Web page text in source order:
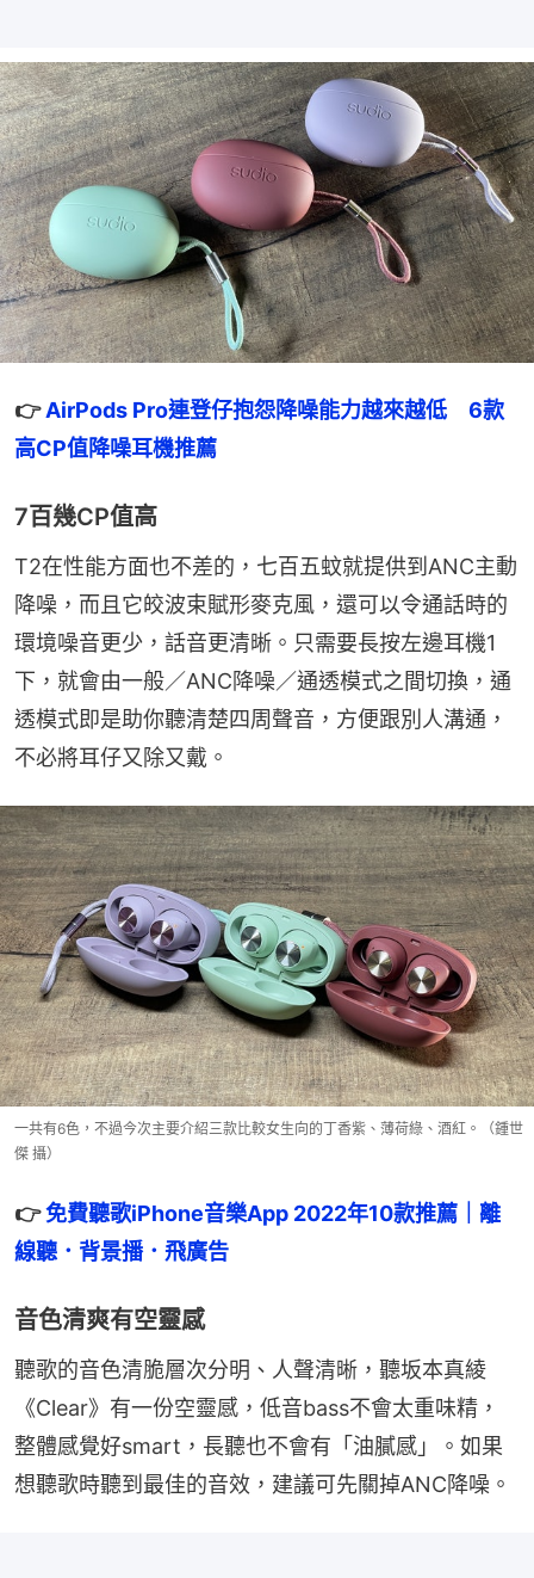
👉 AirPods Pro連登仔抱怨降噪能力越來越低　6款
高CP值降噪耳機推薦
7百幾CP值高
T2在性能方面也不差的，七百五蚊就提供到ANC主動
降噪，而且它皎波束賦形麥克風，還可以令通話時的
環境噪音更少，話音更清晰。只需要長按左邊耳機1
下，就會由一般／ANC降噪／通透模式之間切換，通
透模式即是助你聽清楚四周聲音，方便跟別人溝通，
不必將耳仔又除又戴。
一共有6色，不過今次主要介紹三款比較女生向的丁香紫、薄荷綠、酒紅。（鍾世
傑 攝）
👉 免費聽歌iPhone音樂App 2022年10款推薦｜離
線聽．背景播．飛廣告
音色清爽有空靈感
聽歌的音色清脆層次分明、人聲清晰，聽坂本真綾
《Clear》有一份空靈感，低音bass不會太重味精，
整體感覺好smart，長聽也不會有「油膩感」。如果
想聽歌時聽到最佳的音效，建議可先關掉ANC降噪。